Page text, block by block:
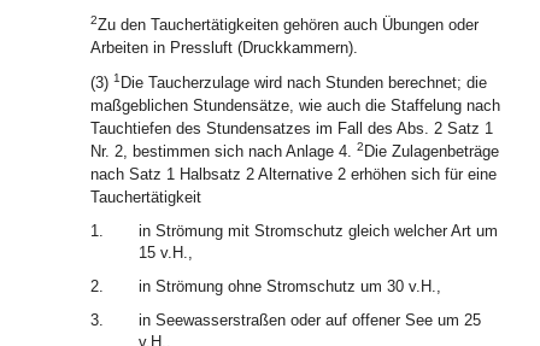
2Zu den Tauchertätigkeiten gehören auch Übungen oder
Arbeiten in Pressluft (Druckkammern).
(3) 1 Die Taucherzulage wird nach Stunden berechnet; die
maßgeblichen Stundensätze, wie auch die Staffelung nach
Tauchtiefen des Stundensatzes im Fall des Abs. 2 Satz 1
Nr. 2, bestimmen sich nach Anlage 4. 2 Die Zulagenbeträge
nach Satz 1 Halbsatz 2 Alternative 2 erhöhen sich für eine
Tauchertätigkeit
1.
in Strömung mit Stromschutz gleich welcher Art um
15 v.H.,
2.
in Strömung ohne Stromschutz um 30 v.H.,
3.
in Seewasserstraßen oder auf offener See um 25
v.H.,